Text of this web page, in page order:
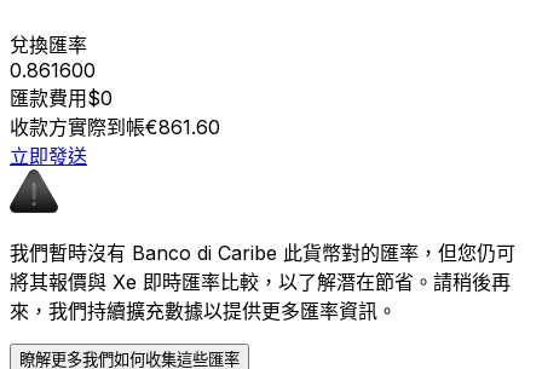
兌換匯率
0.861600
匯款費用$0
收款方實際到帳€861.60
立即發送
我們暫時沒有 Banco di Caribe 此貨幣對的匯率，但您仍可
將其報價與 Xe 即時匯率比較，以了解潛在節省。請稍後再
來，我們持續擴充數據以提供更多匯率資訊。
瞭解更多我們如何收集這些匯率